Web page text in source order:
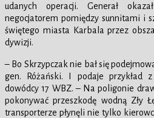
udanych operacji. Generał
negocjatorem pomiędzy sunnitami i
świętego miasta Karbala przez
dywizji.
– Bo Skrzypczak nie bał się
gen. Różański. I podaje przykład
dowódcy 17 WBZ. – Na poligonie
pokonywać przeszkodę wodną Zły
transporterze płynęli nie tylko